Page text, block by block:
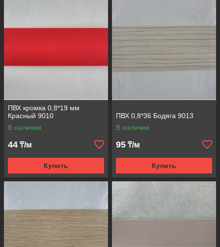
ПВХ кромка 0,8*19 мм
Красный 9010
В наличии
44 ₸/м
Купить
ПВХ 0,8*36 Бодяга 9013
В наличии
95 ₸/м
Купить